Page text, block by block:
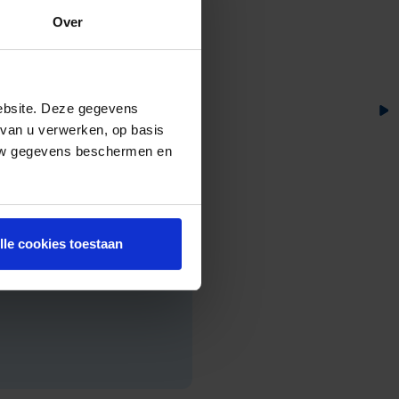
Over
Deze gegevens
u verwerken, op basis
gegevens beschermen en
cookies toestaan